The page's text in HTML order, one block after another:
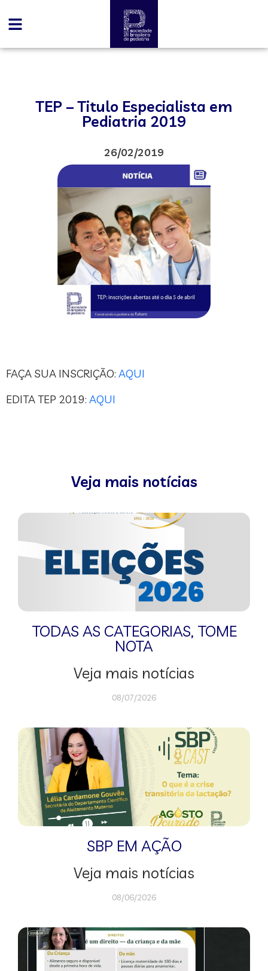
TEP – Titulo Especialista em
Pediatria 2019
26/02/2019
FAÇA SUA INSCRIÇÃO: AQUI
EDITA TEP 2019: AQUI
Veja mais notícias
TODAS AS CATEGORIAS, TOME
NOTA
Veja mais notícias
08/07/2026
SBP EM AÇÃO
Veja mais notícias
08/06/2026